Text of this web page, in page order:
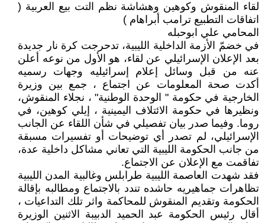
لقاء المنقوش وكوهين وهشاشة نظم التت بيع العربية (
اتفاقات التطبيع ترامب أبراهام )
المحامي علي ابوحبله
في خضمّ الأزمة الداخلية الليبية، تدحرجت كرة نار جديدة
بعد الإعلان الإسرائيلي عن لقاء، هو الأول من نوعه أعلن
عنه من قبل وسائل إعلام إسرائيليه وجهات رسميه
أكدت صحة المعلومات عن اجتماع ، جمع بين وزيرة
الخارجية في حكومة " الوحدة الوطنية" ، نجلاء المنقوش،
ونظيرها في حكومة الائتلاف اليمينية ، إيلي كوهين، في
روما. وفيما صدر بيان تفصيلي في شأن اللقاء عن الجانب
الإسرائيلي، لم تصدر أي توضيحات أو تفسيرات مسبقة
من جانب الحكومة الليبية التي تعاني مشاكل داخلية عدة،
تفاقمت مع الإعلان عن الاجتماع.
فقد شهدت العاصمة الليبية طرابلس وغالبية المدن الليبية
تظاهرات جماهيريه حاشده تندد بالاجتماع ومطالبه بإقالة
الحكومة وتقديم المنقوش للمحاكمة واثر تلك التداعيات ،
أقال رئيس الحكومة عبد الحميد الدبيبة الاثنين الوزيرة